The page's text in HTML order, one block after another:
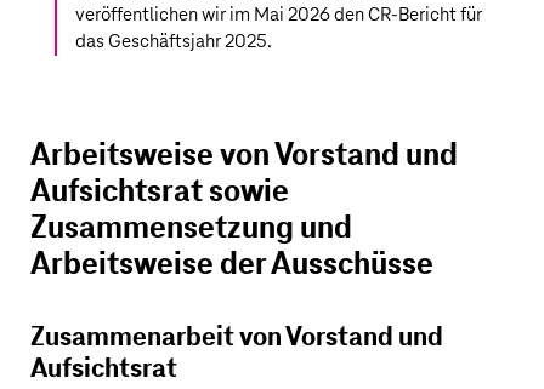
veröffentlichen wir im Mai 2026 den CR-Bericht für
das Geschäftsjahr 2025.
Arbeitsweise von Vorstand und
Aufsichtsrat sowie
Zusammensetzung und
Arbeitsweise der Ausschüsse
Zusammenarbeit von Vorstand und
Aufsichtsrat